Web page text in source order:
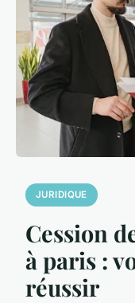
JURIDIQUE
Cession
à paris :
réussir